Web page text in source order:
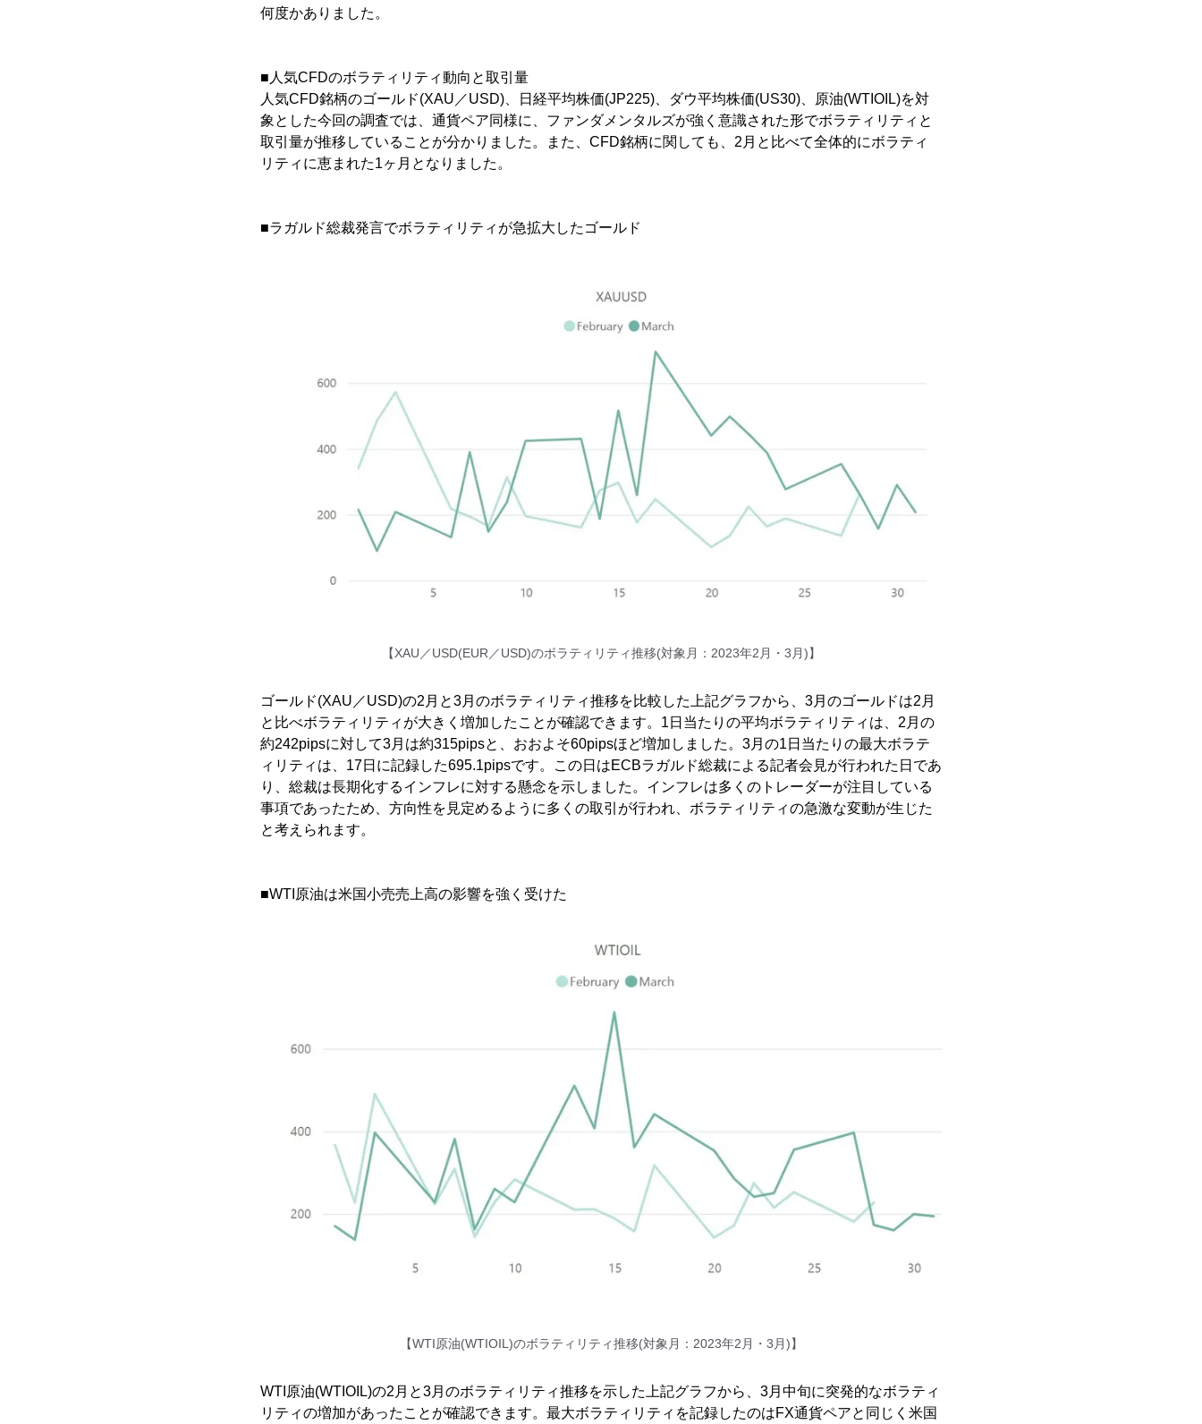
何度かありました。
■人気CFDのボラティリティ動向と取引量
人気CFD銘柄のゴールド(XAU／USD)、日経平均株価(JP225)、ダウ平均株価(US30)、原油(WTIOIL)を対
象とした今回の調査では、通貨ペア同様に、ファンダメンタルズが強く意識された形でボラティリティと
取引量が推移していることが分かりました。また、CFD銘柄に関しても、2月と比べて全体的にボラティ
リティに恵まれた1ヶ月となりました。
■ラガルド総裁発言でボラティリティが急拡大したゴールド
【XAU／USD(EUR／USD)のボラティリティ推移(対象月：2023年2月・3月)】
ゴールド(XAU／USD)の2月と3月のボラティリティ推移を比較した上記グラフから、3月のゴールドは2月
と比べボラティリティが大きく増加したことが確認できます。1日当たりの平均ボラティリティは、2月の
約242pipsに対して3月は約315pipsと、おおよそ60pipsほど増加しました。3月の1日当たりの最大ボラテ
ィリティは、17日に記録した695.1pipsです。この日はECBラガルド総裁による記者会見が行われた日であ
り、総裁は長期化するインフレに対する懸念を示しました。インフレは多くのトレーダーが注目している
事項であったため、方向性を見定めるように多くの取引が行われ、ボラティリティの急激な変動が生じた
と考えられます。
■WTI原油は米国小売売上高の影響を強く受けた
【WTI原油(WTIOIL)のボラティリティ推移(対象月：2023年2月・3月)】
WTI原油(WTIOIL)の2月と3月のボラティリティ推移を示した上記グラフから、3月中旬に突発的なボラティ
リティの増加があったことが確認できます。最大ボラティリティを記録したのはFX通貨ペアと同じく米国